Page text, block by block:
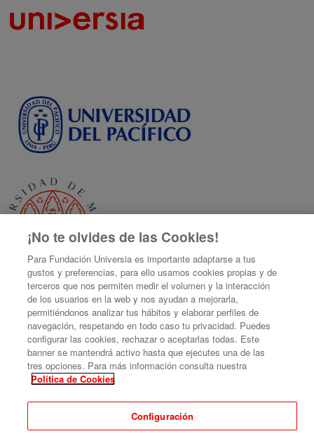
Encuentro 2025 Grupos de Trabajo Internacionales MetaRed S
Organizado por MetaRed, Universidad del Pacífico, Universia Perú
Aviso legal|Contacto
Plataforma de organización de eventos Symposium
¡No te olvides de las Cookies!
Para Fundación Universia es importante adaptarse a tus
gustos y preferencias, para ello usamos cookies propias y de
terceros que nos permiten medir el volumen y la interacción
de los usuarios en la web y nos ayudan a mejorarla,
permitiéndonos analizar tus hábitos y elaborar perfiles de
navegación, respetando en todo caso tu privacidad. Puedes
configurar las cookies, rechazar o aceptarlas todas. Este
banner se mantendrá activo hasta que ejecutes una de las
tres opciones. Para más información consulta nuestra
Política de Cookies
Configuración